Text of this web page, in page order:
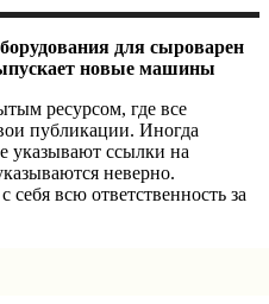
для сыроварен
новые машины
ресурсом, где все
публикации. Иногда
указывают ссылки на
неверно.
всю ответственность за